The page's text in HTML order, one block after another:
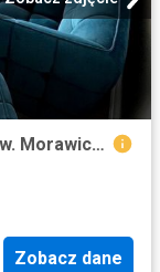
Mieszkanie do wynajęcia, Kielecki pow. Morawica gm. Piaseczna Górka Orla, 3400 PLN, 62,93 m2, domy 119
Zobacz dane